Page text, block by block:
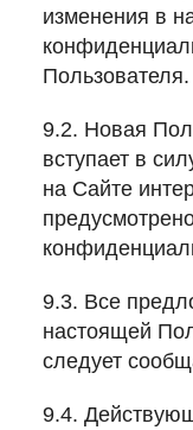
изменения в
Пользователя.
9.2. Новая
вступает в
на Сайте
9.3. Все
настоящей
следует
9.4.